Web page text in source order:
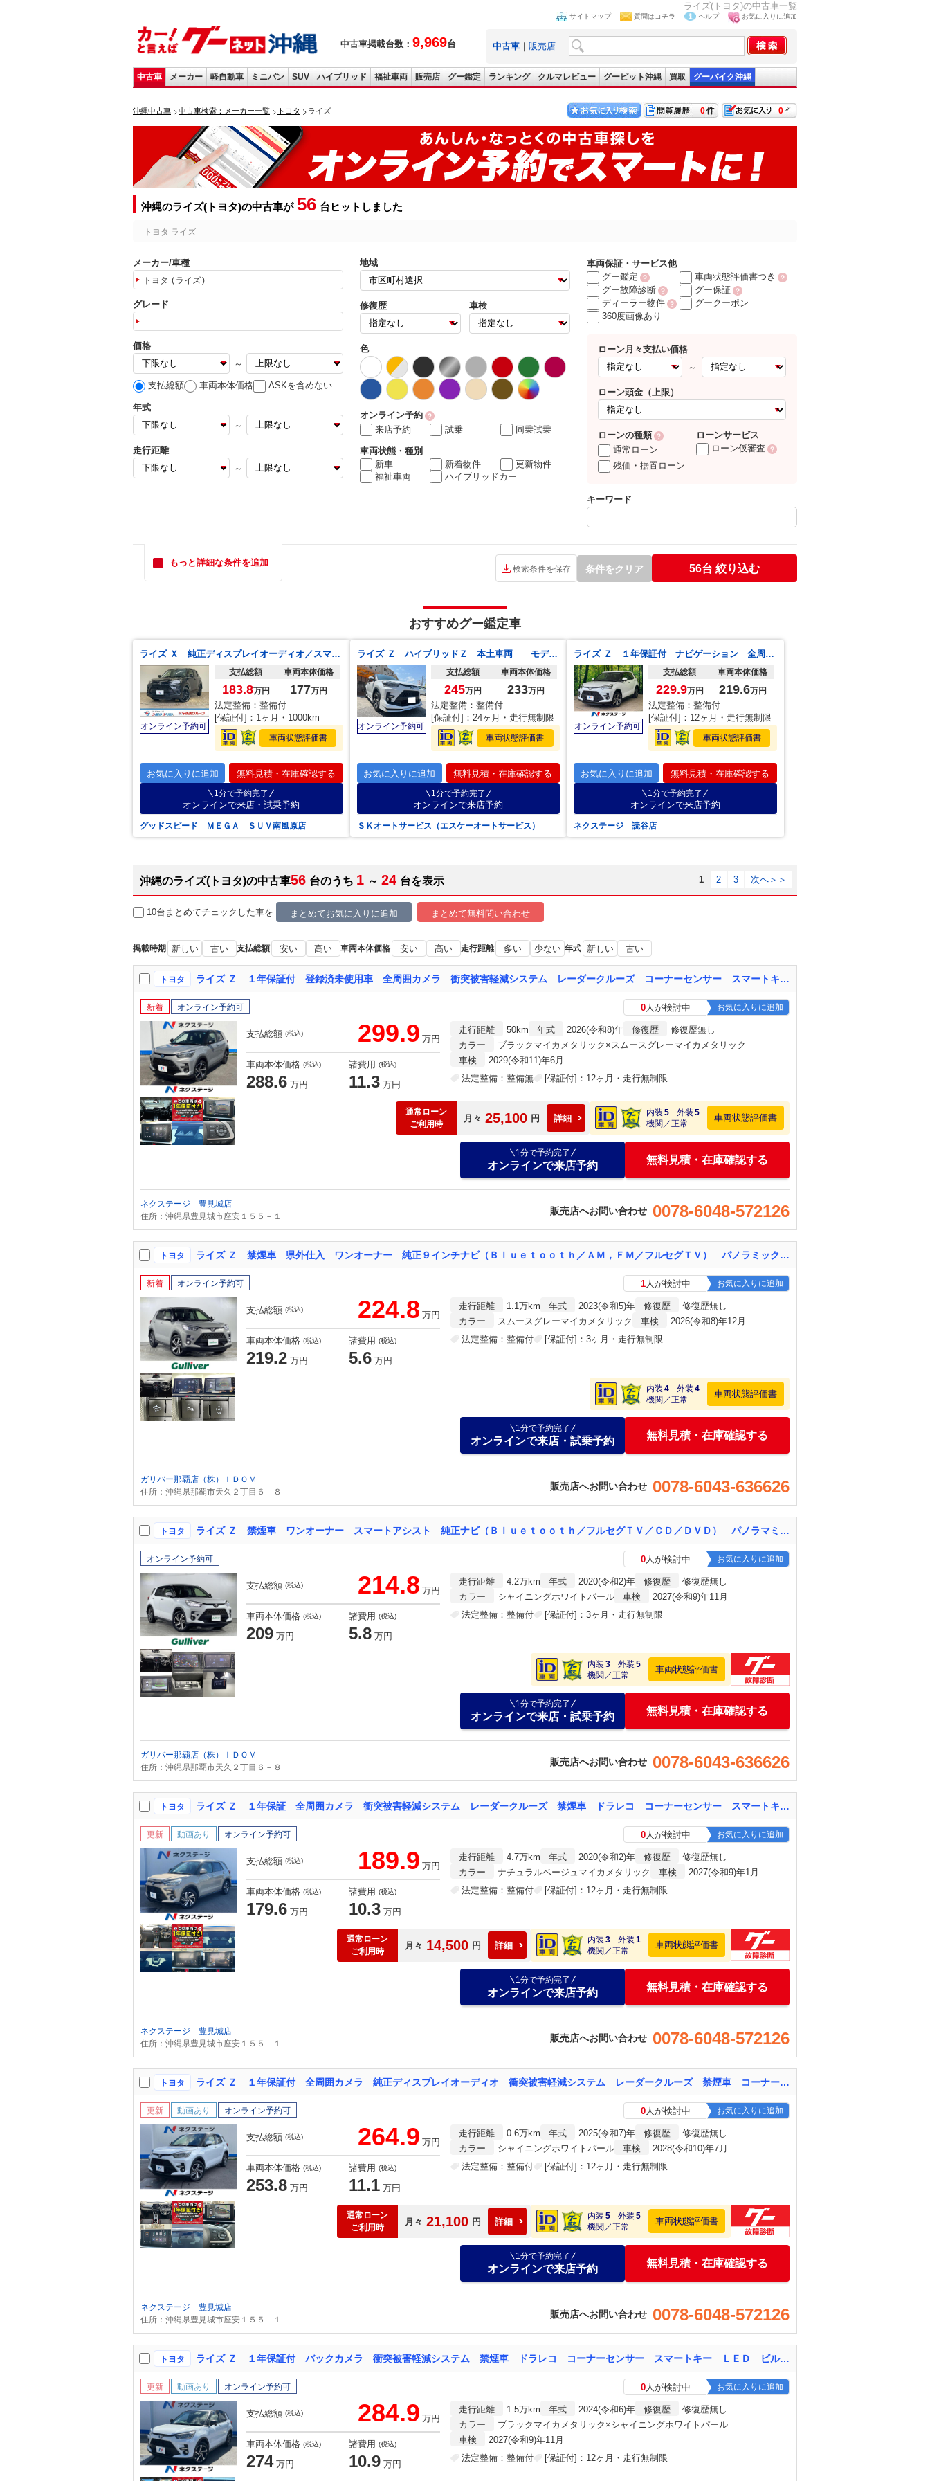
ライズ(トヨタ)の中古車一覧
中古車掲載台数： 9,969台
サイトマップ 質問はコチラ ヘルプ お気に入りに追加
中古車 ｜ 販売店
中古車 メーカー 軽自動車 ミニバン SUV ハイブリッド 福祉車両 販売店 グー鑑定 ランキング クルマレビュー グーピット沖縄 買取 グーバイク沖縄
沖縄中古車 中古車検索：メーカー一覧 トヨタ ライズ 0
0
沖縄のライズ(トヨタ)の中古車が 56 台ヒットしました
トヨタ ライズ
メーカー/車種
トヨタ ライズ
グレード
価格
～
支払総額 車両本体価格 ASKを含めない
年式
～
走行距離
～
地域
修復歴 車検
色
オンライン予約
来店予約
試乗 同乗試乗
車両状態・種別
新車
新着物件
更新物件
福祉車両
ハイブリッドカー
車両保証・サービス他
グー鑑定
車両状態評価書つき
グー故障診断
グー保証
ディーラー物件
グークーポン
360度画像あり
ローン月々支払い価格
～
ローン頭金（上限）
ローンの種類
通常ローン
残価・据置ローン
ローンサービス
ローン仮審査
キーワード
もっと詳細な条件を追加
検索条件を保存 条件をクリア 56台 絞り込む
おすすめグー鑑定車
ライズ Ｘ 純正ディスプレイオーディオ／スマートアシスト／バックカメラ／アイドリングストップ機能／コーナーセンサー／オートライト／ミッションモード付ＡＴ／フルセグＴＶ／ＡｐｐｌｅＣａｒＰｌａｙ／プッシュスタート
オンライン予約可
支払総額
183.8万円
車両本体価格
177万円
法定整備：整備付
[保証付]：1ヶ月・1000km
車両状態評価書
お気に入りに追加 無料見積・在庫確認する
1分で予約完了
オンラインで来店・試乗予約
グッドスピード ＭＥＧＡ ＳＵＶ南風原店
ライズ Ｚ ハイブリッドＺ 本土車両 モデリスタＦ．Ｓ．Ｒ ＫＥＮＷＯＯＤ８インチナビ フルセグＴＶ Ｂｌｕｅｔｏｏｔｈ ＤＶＤ ＥＴＣ ドラレコ バックモニター シートヒーター ワンオーナー車両
オンライン予約可
支払総額
245万円
車両本体価格
233万円
法定整備：整備付
[保証付]：24ヶ月・走行無制限
車両状態評価書
お気に入りに追加 無料見積・在庫確認する
1分で予約完了
オンラインで来店予約
ＳＫオートサービス（エスケーオートサービス）
ライズ Ｚ １年保証付 ナビゲーション 全周囲カメラ 衝突軽減装置 レーダークルーズ シートヒーター ドラレコ コーナーセンサー スマートキー ＬＥＤヘッド ＥＴＣ オートライト オートエアコン １７インチＡＷ
オンライン予約可
支払総額
229.9万円
車両本体価格
219.6万円
法定整備：整備付
[保証付]：12ヶ月・走行無制限
車両状態評価書
お気に入りに追加 無料見積・在庫確認する
1分で予約完了
オンラインで来店予約
ネクステージ 読谷店
沖縄のライズ(トヨタ)の中古車56 台のうち 1 ～ 24 台を表示 1 2 3 次へ＞＞
10台まとめてチェック した車を まとめてお気に入りに追加 まとめて無料問い合わせ
掲載時期 新しい 古い 支払総額 安い 高い 車両本体価格 安い 高い 走行距離 多い 少ない 年式 新しい 古い
トヨタ ライズ Ｚ １年保証付 登録済未使用車 全周囲カメラ 衝突被害軽減システム レーダークルーズ コーナーセンサー スマートキー ＬＥＤヘッド 純正１７インチＡＷ オートハイビーム 車線逸脱警報 オートライト
新着 オンライン予約可 0人が検討中 お気に入りに追加
支払総額 (税込) 299.9 万円
車両本体価格 (税込)
288.6 万円
諸費用 (税込)
11.3 万円
走行距離 50km 年式 2026(令和8)年 修復歴
修復歴無し
カラー
ブラックマイカメタリック×スムースグレーマイカメタリック
車検
2029(令和11)年6月
法定整備：整備無
[保証付]：12ヶ月・走行無制限
通常ローン
ご利用時
月々 25,100 円 詳細
内装 5 外装 5
機関／正常
車両状態評価書
1分で予約完了
オンラインで来店予約 無料見積・在庫確認する
ネクステージ 豊見城店
住所：沖縄県豊見城市座安１５５－１
販売店へお問い合わせ 0078-6048-572126
トヨタ ライズ Ｚ 禁煙車 県外仕入 ワンオーナー 純正９インチナビ（Ｂｌｕｅｔｏｏｔｈ／ＡＭ，ＦＭ／フルセグＴＶ） パノラミックビューモニタ アダプティブクルーズコントロール レーンキープアシスト
新着 オンライン予約可 1人が検討中 お気に入りに追加
支払総額 (税込) 224.8 万円
車両本体価格 (税込)
219.2 万円
諸費用 (税込)
5.6 万円
走行距離 1.1万km 年式 2023(令和5)年 修復歴
修復歴無し
カラー
スムースグレーマイカメタリック 車検
2026(令和8)年12月
法定整備：整備付
[保証付]：3ヶ月・走行無制限
内装 4 外装 4
機関／正常
車両状態評価書
1分で予約完了
オンラインで来店・試乗予約 無料見積・在庫確認する
ガリバー那覇店（株）ＩＤＯＭ
住所：沖縄県那覇市天久２丁目６－８
販売店へお問い合わせ 0078-6043-636626
トヨタ ライズ Ｚ 禁煙車 ワンオーナー スマートアシスト 純正ナビ（Ｂｌｕｅｔｏｏｔｈ／フルセグＴＶ／ＣＤ／ＤＶＤ） パノラマミックビューモニター ビルトインＥＴＣ ドライブレコーダー（前後） シートヒーター ＢＳＭ
オンライン予約可 0人が検討中 お気に入りに追加
支払総額 (税込) 214.8 万円
車両本体価格 (税込)
209 万円
諸費用 (税込)
5.8 万円
走行距離 4.2万km 年式 2020(令和2)年 修復歴
修復歴無し
カラー
シャイニングホワイトパール 車検
2027(令和9)年11月
法定整備：整備付
[保証付]：3ヶ月・走行無制限
内装 3 外装 5
機関／正常
車両状態評価書
1分で予約完了
オンラインで来店・試乗予約 無料見積・在庫確認する
ガリバー那覇店（株）ＩＤＯＭ
住所：沖縄県那覇市天久２丁目６－８
販売店へお問い合わせ 0078-6043-636626
トヨタ ライズ Ｚ １年保証 全周囲カメラ 衝突被害軽減システム レーダークルーズ 禁煙車 ドラレコ コーナーセンサー スマートキー ＬＥＤヘッド ビルトインＥＴＣ 純正１７インチアルミ 車線逸脱警報
更新 動画あり オンライン予約可 0人が検討中 お気に入りに追加
支払総額 (税込) 189.9 万円
車両本体価格 (税込)
179.6 万円
諸費用 (税込)
10.3 万円
走行距離 4.7万km 年式 2020(令和2)年 修復歴
修復歴無し
カラー
ナチュラルベージュマイカメタリック 車検
2027(令和9)年1月
法定整備：整備付
[保証付]：12ヶ月・走行無制限
通常ローン
ご利用時
月々 14,500 円 詳細
内装 3 外装 1
機関／正常
車両状態評価書
1分で予約完了
オンラインで来店予約 無料見積・在庫確認する
ネクステージ 豊見城店
住所：沖縄県豊見城市座安１５５－１
販売店へお問い合わせ 0078-6048-572126
トヨタ ライズ Ｚ １年保証付 全周囲カメラ 純正ディスプレイオーディオ 衝突被害軽減システム レーダークルーズ 禁煙車 コーナーセンサー スマートキー ＬＥＤヘッド ＥＴＣ 純正アルミ 車線逸脱警報 オートライト
更新 動画あり オンライン予約可 0人が検討中 お気に入りに追加
支払総額 (税込) 264.9 万円
車両本体価格 (税込)
253.8 万円
諸費用 (税込)
11.1 万円
走行距離 0.6万km 年式 2025(令和7)年 修復歴
修復歴無し
カラー
シャイニングホワイトパール 車検
2028(令和10)年7月
法定整備：整備付
[保証付]：12ヶ月・走行無制限
通常ローン
ご利用時
月々 21,100 円 詳細
内装 5 外装 5
機関／正常
車両状態評価書
1分で予約完了
オンラインで来店予約 無料見積・在庫確認する
ネクステージ 豊見城店
住所：沖縄県豊見城市座安１５５－１
販売店へお問い合わせ 0078-6048-572126
トヨタ ライズ Ｚ １年保証付 バックカメラ 衝突被害軽減システム 禁煙車 ドラレコ コーナーセンサー スマートキー ＬＥＤ ビルトインＥＴＣ 純正１７インチＡＷ 車線逸脱警報 オートライト オートエアコン
更新 動画あり オンライン予約可 0人が検討中 お気に入りに追加
支払総額 (税込) 284.9 万円
車両本体価格 (税込)
274 万円
諸費用 (税込)
10.9 万円
走行距離 1.5万km 年式 2024(令和6)年 修復歴
修復歴無し
カラー
ブラックマイカメタリック×シャイニングホワイトパール
車検
2027(令和9)年11月
法定整備：整備付
[保証付]：12ヶ月・走行無制限